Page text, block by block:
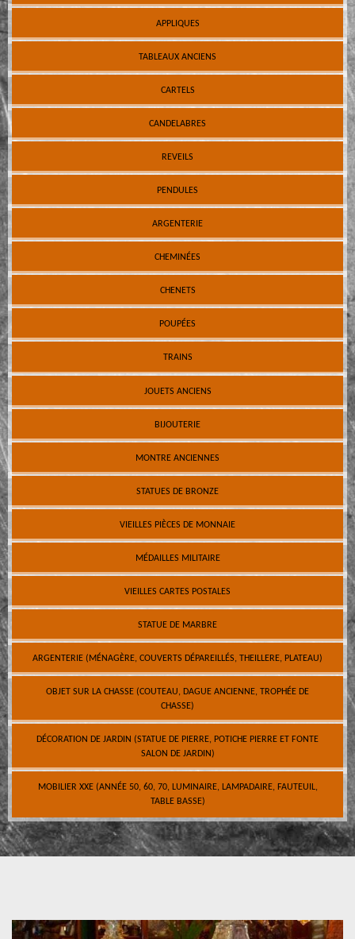
APPLIQUES
TABLEAUX ANCIENS
CARTELS
CANDELABRES
REVEILS
PENDULES
ARGENTERIE
CHEMINÉES
CHENETS
POUPÉES
TRAINS
JOUETS ANCIENS
BIJOUTERIE
MONTRE ANCIENNES
STATUES DE BRONZE
VIEILLES PIÈCES DE MONNAIE
MÉDAILLES MILITAIRE
VIEILLES CARTES POSTALES
STATUE DE MARBRE
ARGENTERIE (MÉNAGÈRE, COUVERTS DÉPAREILLÉS, THEILLERE, PLATEAU)
OBJET SUR LA CHASSE (COUTEAU, DAGUE ANCIENNE, TROPHÉE DE
CHASSE)
DÉCORATION DE JARDIN (STATUE DE PIERRE, POTICHE PIERRE ET FONTE
SALON DE JARDIN)
MOBILIER XXE (ANNÉE 50, 60, 70, LUMINAIRE, LAMPADAIRE, FAUTEUIL,
TABLE BASSE)